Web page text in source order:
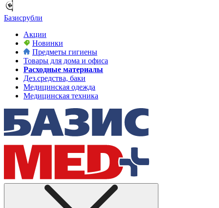
Базисрубли
Акции
Новинки
Предметы гигиены
Товары для дома и офиса
Расходные материалы
Дез.средства, баки
Медицинская одежда
Медицинская техника